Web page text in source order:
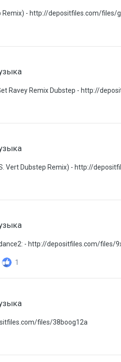
Remix) - http://depositfiles.com/files/
Ravey Remix Dubstep - http://
Vert Dubstep Remix) - http://
- http://depositfiles.com/files/
1
files/38boog12a